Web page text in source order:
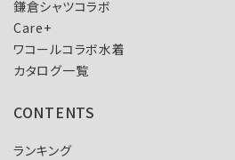
鎌倉シャツコラボ
Care+
ワコールコラボ水着
カタログ一覧
CONTENTS
ランキング